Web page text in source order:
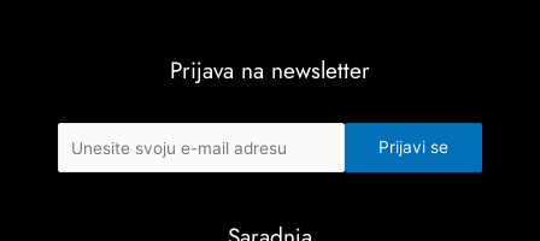
Prijava na newsletter